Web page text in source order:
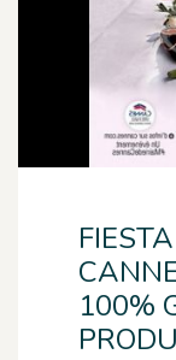
100%